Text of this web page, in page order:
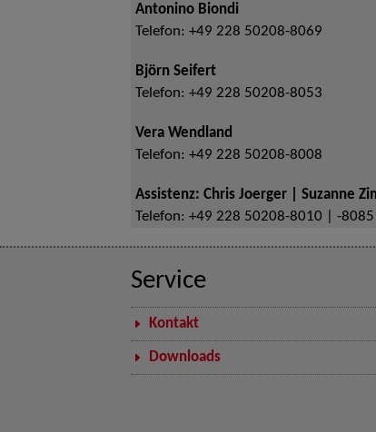
Antonino Biondi
Telefon: +49 228 50208-8069
Björn Seifert
Telefon: +49 228 50208-8053
Vera Wendland
Telefon: +49 228 50208-8008
Assistenz: Chris Joerger | Suzanne
Telefon: +49 228 50208-8010 | -8085
Service
Kontakt
Downloads